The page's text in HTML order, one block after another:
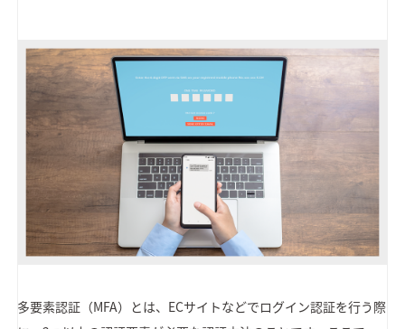
多要素認証（MFA）とは、ECサイトなどでログイン認証を行う際